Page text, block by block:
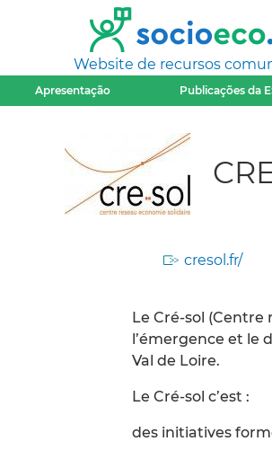
Website de recursos
Apresentação Publicações da
cresol.fr/
Le Cré-sol (Centre
l’émergence et le
Val de Loire.
Le Cré-sol c’est :
des initiatives